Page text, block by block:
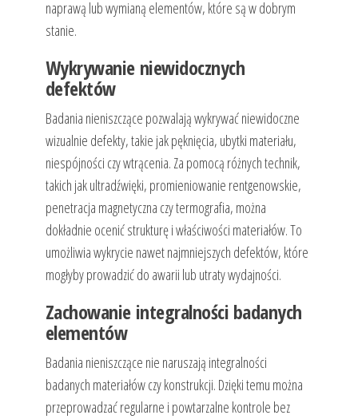
naprawą lub wymianą elementów, które są w dobrym
stanie.
Wykrywanie niewidocznych
defektów
Badania nieniszczące pozwalają wykrywać niewidoczne
wizualnie defekty, takie jak pęknięcia, ubytki materiału,
niespójności czy wtrącenia. Za pomocą różnych technik,
takich jak ultradźwięki, promieniowanie rentgenowskie,
penetracja magnetyczna czy termografia, można
dokładnie ocenić strukturę i właściwości materiałów. To
umożliwia wykrycie nawet najmniejszych defektów, które
mogłyby prowadzić do awarii lub utraty wydajności.
Zachowanie integralności badanych
elementów
Badania nieniszczące nie naruszają integralności
badanych materiałów czy konstrukcji. Dzięki temu można
przeprowadzać regularne i powtarzalne kontrole bez